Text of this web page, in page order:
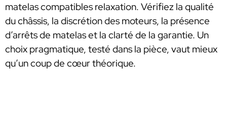
matelas compatibles relaxation. Vérifiez la qualité
du châssis, la discrétion des moteurs, la présence
d’arrêts de matelas et la clarté de la garantie. Un
choix pragmatique, testé dans la pièce, vaut mieux
qu’un coup de cœur théorique.